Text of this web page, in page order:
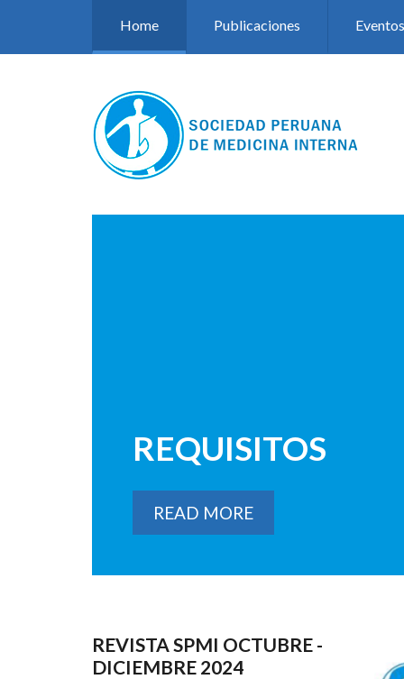
Home Publicaciones Eventos
REQUISITOS
READ MORE
REVISTA SPMI OCTUBRE -
DICIEMBRE 2024